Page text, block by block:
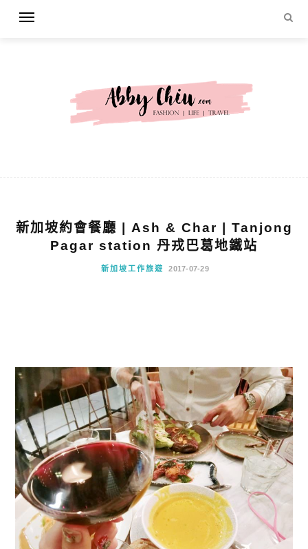
新加坡約會餐廳 | Ash & Char | Tanjong
Pagar station 丹戎巴葛地鐵站
新加坡工作旅遊 2017-07-29